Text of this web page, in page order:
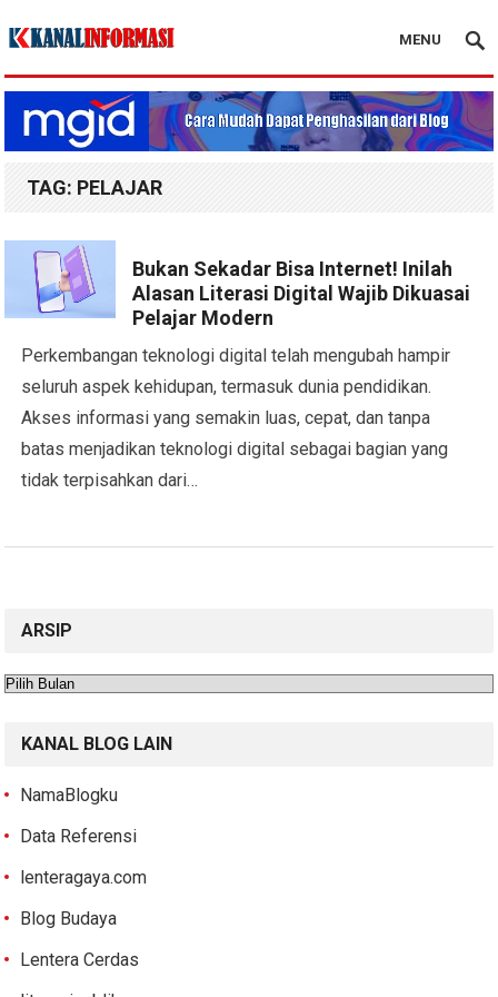
Blog Kanal Info
MENU
TAG: PELAJAR
Bukan Sekadar Bisa Internet! Inilah
Alasan Literasi Digital Wajib Dikuasai
Pelajar Modern
Perkembangan teknologi digital telah mengubah hampir
seluruh aspek kehidupan, termasuk dunia pendidikan.
Akses informasi yang semakin luas, cepat, dan tanpa
batas menjadikan teknologi digital sebagai bagian yang
tidak terpisahkan dari…
ARSIP
Arsip
KANAL BLOG LAIN
NamaBlogku
Data Referensi
lenteragaya.com
Blog Budaya
Lentera Cerdas